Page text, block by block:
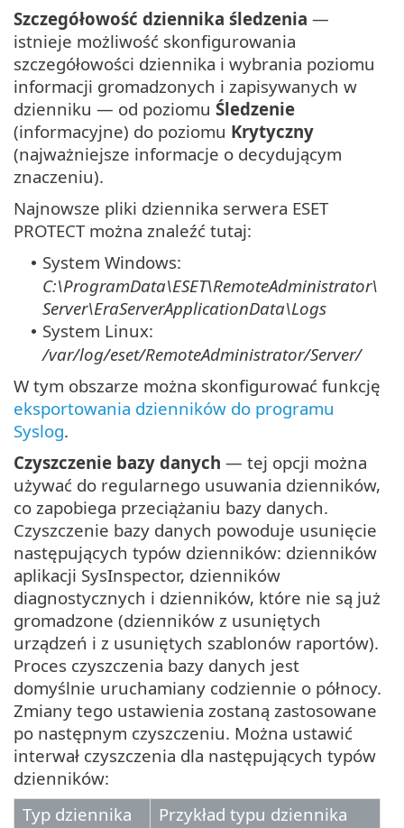
Szczegółowość dziennika śledzenia —
istnieje możliwość skonfigurowania
szczegółowości dziennika i wybrania poziomu
informacji gromadzonych i zapisywanych w
dzienniku — od poziomu Śledzenie
(informacyjne) do poziomu Krytyczny
(najważniejsze informacje o decydującym
znaczeniu).
Najnowsze pliki dziennika serwera ESET
PROTECT można znaleźć tutaj:
• System Windows:
C:\ProgramData\ESET\RemoteAdministrator\
Server\EraServerApplicationData\Logs
• System Linux:
/var/log/eset/RemoteAdministrator/Server/
W tym obszarze można skonfigurować funkcję
eksportowania dzienników do programu
Syslog.
Czyszczenie bazy danych — tej opcji można
używać do regularnego usuwania dzienników,
co zapobiega przeciążaniu bazy danych.
Czyszczenie bazy danych powoduje usunięcie
następujących typów dzienników: dzienników
aplikacji SysInspector, dzienników
diagnostycznych i dzienników, które nie są już
gromadzone (dzienników z usuniętych
urządzeń i z usuniętych szablonów raportów).
Proces czyszczenia bazy danych jest
domyślnie uruchamiany codziennie o północy.
Zmiany tego ustawienia zostaną zastosowane
po następnym czyszczeniu. Można ustawić
interwał czyszczenia dla następujących typów
dzienników:
Typ dziennika
Przykład typu dziennika